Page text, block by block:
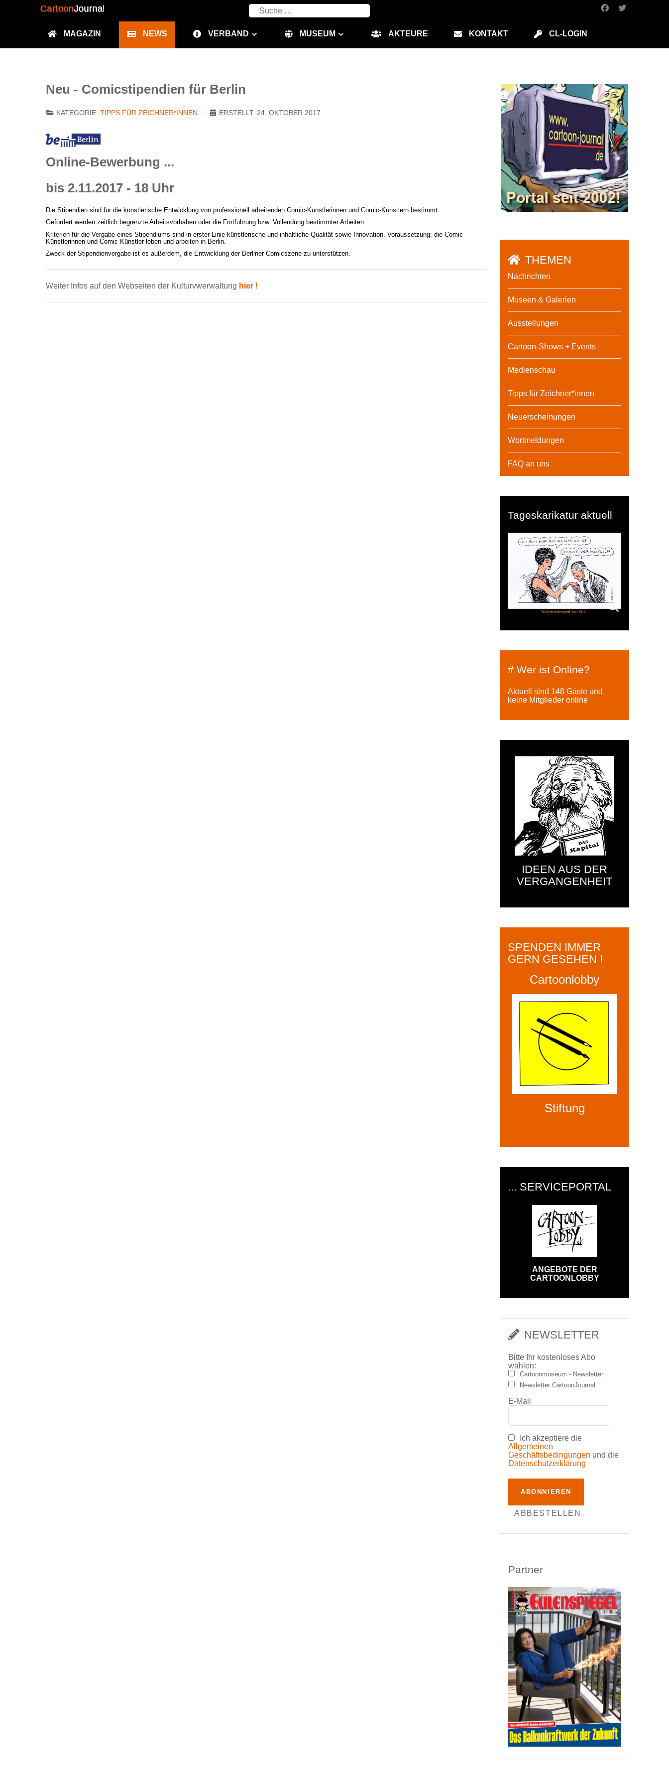
Suchen
MAGAZIN NEWS VERBAND MUSEUM AKTEURE KONTAKT CL-LOGIN
Neu - Comicstipendien für Berlin
KATEGORIE: TIPPS FÜR ZEICHNER*INNEN ERSTELLT: 24. OKTOBER 2017
Online-Bewerbung ...
bis 2.11.2017 - 18 Uhr
Die Stipendien sind für die künstlerische Entwicklung von professionell arbeitenden Comic-Künstlerinnen und Comic-Künstlern bestimmt.
Gefördert werden zeitlich begrenzte Arbeitsvorhaben oder die Fortführung bzw. Vollendung bestimmter Arbeiten.
Kriterien für die Vergabe eines Stipendiums sind in erster Linie künstlerische und inhaltliche Qualität sowie Innovation. Voraussetzung: die Comic-
Künstlerinnen und Comic-Künstler leben und arbeiten in Berlin.
Zweck der Stipendienvergabe ist es außerdem, die Entwicklung der Berliner Comicszene zu unterstützen.
Weiter Infos auf den Webseiten der Kulturvwerwaltung hier !
THEMEN
Nachrichten
Museen & Galerien
Ausstellungen
Cartoon-Shows + Events
Medienschau
Tipps für Zeichner*innen
Neuerscheinungen
Wortmeldungen
FAQ an uns
Tageskarikatur aktuell
# Wer ist Online?
Aktuell sind 148 Gäste und
keine Mitglieder online
IDEEN AUS DER
VERGANGENHEIT
SPENDEN IMMER
GERN GESEHEN !
Cartoonlobby
Stiftung
... SERVICEPORTAL
ANGEBOTE DER
CARTOONLOBBY
NEWSLETTER
Bitte Ihr kostenloses Abo
wählen:
Cartoonmuseum - Newsletter
Newsletter CartoonJournal
E-Mail
Ich akzeptiere die
Allgemeinen
Geschäftsbedingungen und die
Datenschutzerklärung
ABONNIEREN
ABBESTELLEN
Partner